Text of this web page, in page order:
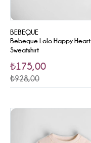
BEBEQUE
Bebeque Lolo Happy Heart
Sweatshirt
₺175,00
₺928,00